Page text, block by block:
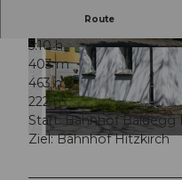
© Verein Kapellenweg Seetal, Verein
© Verein Kapellenweg Seetal, Verein
g
Route
5:10 h
403 m
463 m
222 m
Start: Bahnhof Baldegg
Ziel: Bahnhof Hitzkirch